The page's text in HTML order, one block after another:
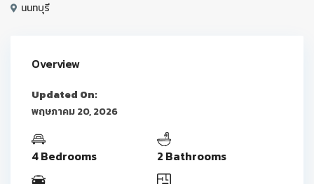
นนทบุรี
Overview
Updated On:
พฤษภาคม 20, 2026
4 Bedrooms 2 Bathrooms